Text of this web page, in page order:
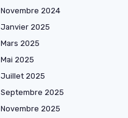
Novembre 2024
Janvier 2025
Mars 2025
Mai 2025
Juillet 2025
Septembre 2025
Novembre 2025